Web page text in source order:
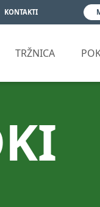
KONTAKTI
TRŽNICA